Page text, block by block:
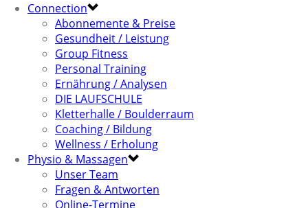
Connection
Abonnemente & Preise
Gesundheit / Leistung
Group Fitness
Personal Training
Ernährung / Analysen
DIE LAUFSCHULE
Kletterhalle / Boulderraum
Coaching / Bildung
Wellness / Erholung
Physio & Massagen
Unser Team
Fragen & Antworten
Online-Termine